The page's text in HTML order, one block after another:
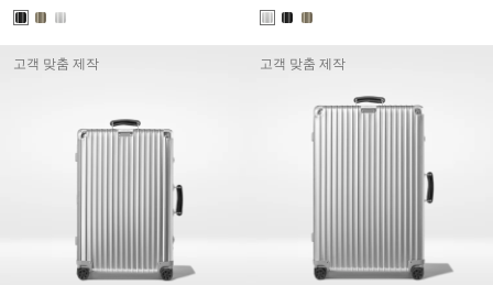
고객 맞춤 제작 고객 맞춤 제작